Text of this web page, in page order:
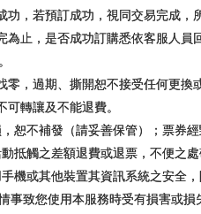
功，若預訂成功，視同交易完成，
為止，是否成功訂購悉依客服人
零，過期、撕開恕不接受任何更換
可轉讓及不能退費。
恕不補發（請妥善保管）；票券
抵觸之差額退費或退票，不便之處
機或其他裝置其資訊系統之安全
事致您使用本服務時受有損害或損